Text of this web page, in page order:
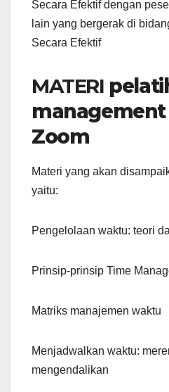
Secara Efektif dengan
lain yang bergerak di
Secara Efektif
MATERI
Zoom
Materi yang akan
yaitu:
Pengelolaan waktu: teori
Prinsip-prinsip Time
Matriks manajemen waktu
Menjadwalkan waktu:
mengendalikan